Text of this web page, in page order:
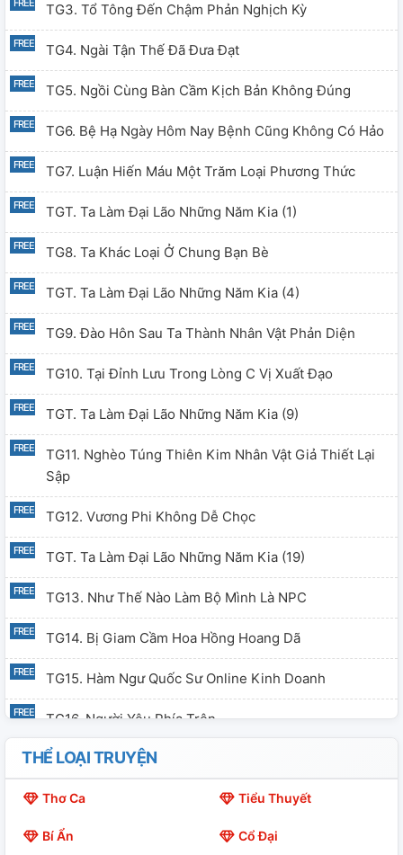
TG3. Tổ Tông Đến Chậm Phản Nghịch Kỳ
TG4. Ngài Tận Thế Đã Đưa Đạt
TG5. Ngồi Cùng Bàn Cầm Kịch Bản Không Đúng
TG6. Bệ Hạ Ngày Hôm Nay Bệnh Cũng Không Có Hảo
TG7. Luận Hiến Máu Một Trăm Loại Phương Thức
TGT. Ta Làm Đại Lão Những Năm Kia (1)
TG8. Ta Khác Loại Ở Chung Bạn Bè
TGT. Ta Làm Đại Lão Những Năm Kia (4)
TG9. Đào Hôn Sau Ta Thành Nhân Vật Phản Diện
TG10. Tại Đỉnh Lưu Trong Lòng C Vị Xuất Đạo
TGT. Ta Làm Đại Lão Những Năm Kia (9)
TG11. Nghèo Túng Thiên Kim Nhân Vật Giả Thiết Lại
Sập
TG12. Vương Phi Không Dễ Chọc
TGT. Ta Làm Đại Lão Những Năm Kia (19)
TG13. Như Thế Nào Làm Bộ Mình Là NPC
TG14. Bị Giam Cầm Hoa Hồng Hoang Dã
TG15. Hàm Ngư Quốc Sư Online Kinh Doanh
TG16. Người Yêu Phía Trên
TG17. Cái Mạt Thế Này Có Thể Khởi Động Lại
TG18. Ta Cho Nam Chính Làm Khuê Nữ Sau
TG19. Bạn Trai Cũ Không Nghĩ Hợp Lại Làm Sao Bây
THỂ LOẠI TRUYỆN
Thơ Ca Tiểu Thuyết
Bí Ẩn Cổ Đại